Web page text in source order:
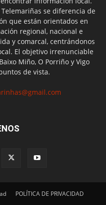
se diferencia de
que están orientados en
regional, nacional e
y comarcal, centrándonos
El objetivo irrenunciable
Miño, O Porriño y Vigo
de vista.
POLÍTICA DE PRIVACIDAD